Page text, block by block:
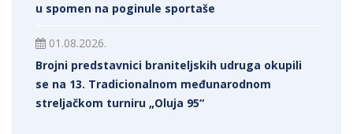
u spomen na poginule sportaše
01.08.2026.
Brojni predstavnici braniteljskih udruga okupili
se na 13. Tradicionalnom međunarodnom
streljačkom turniru „Oluja 95“